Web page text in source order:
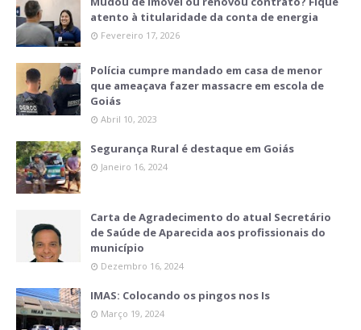
atento à titularidade da conta de energia
Fevereiro 17, 2026
Polícia cumpre mandado em casa de menor
que ameaçava fazer massacre em escola de
Goiás
Abril 10, 2023
Segurança Rural é destaque em Goiás
Janeiro 16, 2024
Carta de Agradecimento do atual Secretário
de Saúde de Aparecida aos profissionais do
município
Dezembro 16, 2024
IMAS: Colocando os pingos nos Is
Março 19, 2024